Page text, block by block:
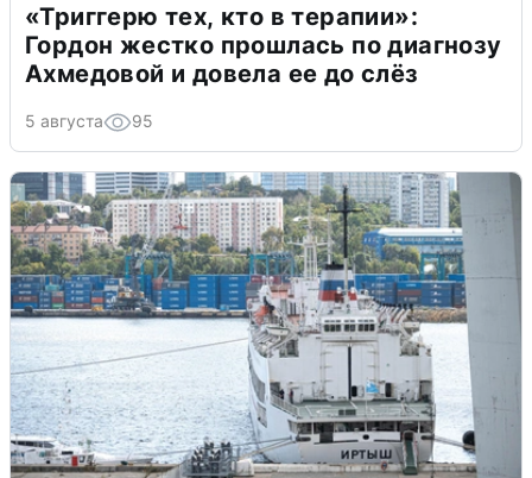
«Триггерю тех, кто в терапии»:
Гордон жестко прошлась по диагнозу
Ахмедовой и довела ее до слёз
5 августа 95